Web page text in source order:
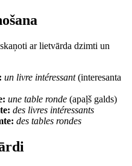
ar lietvārda dzimti un
un livre intéressant(interesanta
une table ronde (apaļš galds)
des livres intéressants
des tables rondes